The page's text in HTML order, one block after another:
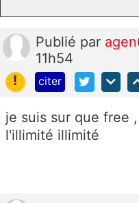
Publié par
11h54
!
citer
je suis sur que free
l'illimité illimité